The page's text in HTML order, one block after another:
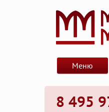
8 495
Меню